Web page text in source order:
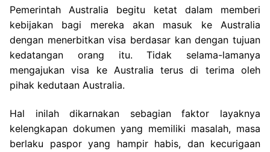
Pemerintah Australia begitu ketat dalam memberi
kebijakan bagi mereka akan masuk ke Australia
dengan menerbitkan visa berdasar kan dengan tujuan
kedatangan orang itu. Tidak selama-lamanya
mengajukan visa ke Australia terus di terima oleh
pihak kedutaan Australia.
Hal inilah dikarnakan sebagian faktor layaknya
kelengkapan dokumen yang memiliki masalah, masa
berlaku paspor yang hampir habis, dan kecurigaan